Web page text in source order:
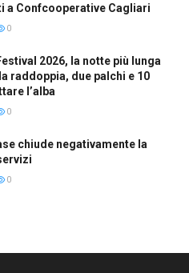
a Confcooperative Cagliari
0
2026, la notte più lunga
raddoppia, due palchi e 10
l’alba
0
chiude negativamente la
0